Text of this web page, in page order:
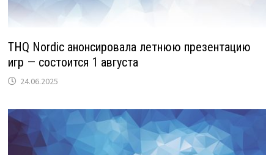
THQ Nordic анонсировала летнюю презентацию
игр — состоится 1 августа
24.06.2025